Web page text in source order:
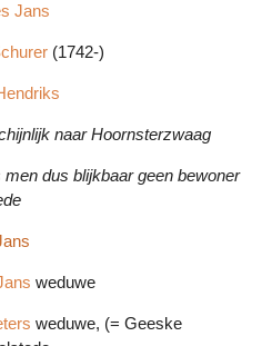
Jans
(1742-)
naar Hoornsterzwaag
dus blijkbaar geen bewoner
weduwe
weduwe, (= Geeske